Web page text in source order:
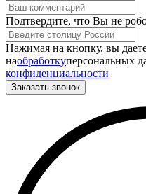
Подтвердите, что Вы не
Нажимая на кнопку, вы
наобработкуперсональных
конфиденциальности
Заказать звонок